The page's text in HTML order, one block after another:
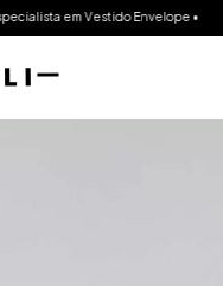
• 1ª Troca Grátis até 30 dias e